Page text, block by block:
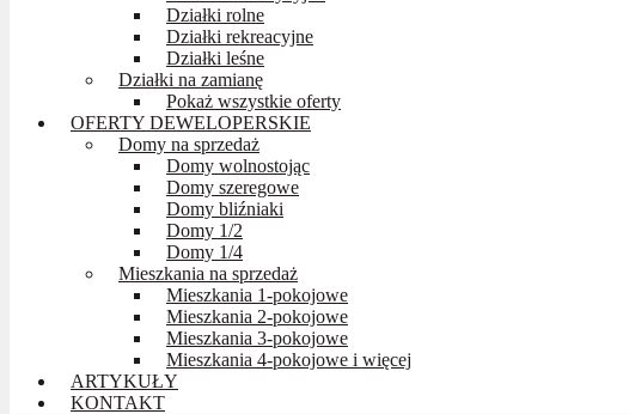
Działki rolne
Działki rekreacyjne
Działki leśne
Działki na zamianę
Pokaż wszystkie oferty
OFERTY DEWELOPERSKIE
Domy na sprzedaż
Domy wolnostojąc
Domy szeregowe
Domy bliźniaki
Domy 1/2
Domy 1/4
Mieszkania na sprzedaż
Mieszkania 1-pokojowe
Mieszkania 2-pokojowe
Mieszkania 3-pokojowe
Mieszkania 4-pokojowe i więcej
ARTYKUŁY
KONTAKT